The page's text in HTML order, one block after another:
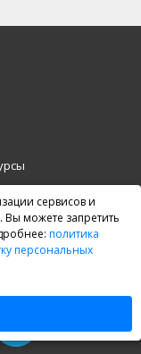
сервисов и
можете запретить
политика
персональных
данных
|Карта сайта